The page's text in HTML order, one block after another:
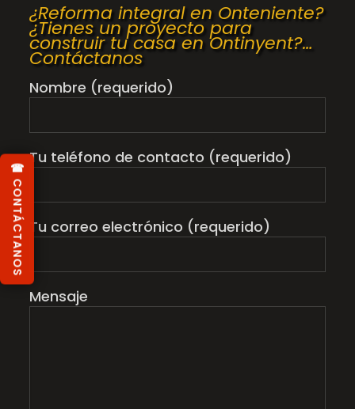
¿Reforma integral en Onteniente?
¿Tienes un proyecto para
construir tu casa en Ontinyent?…
Contáctanos
Nombre (requerido)
Tu teléfono de contacto (requerido)
Tu correo electrónico (requerido)
Mensaje
☎ CONTÁCTANOS